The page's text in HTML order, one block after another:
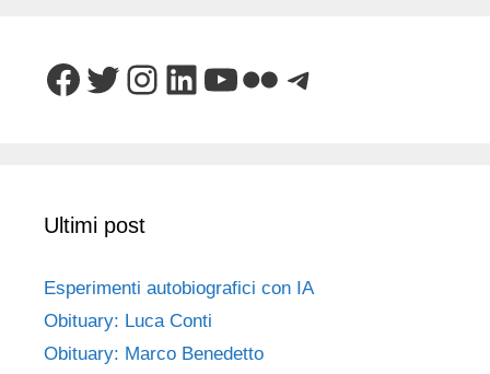
Facebook
Twitter
Instagram
LinkedIn
YouTube
FlickrTelegram
Ultimi post
Esperimenti autobiografici con IA
Obituary: Luca Conti
Obituary: Marco Benedetto